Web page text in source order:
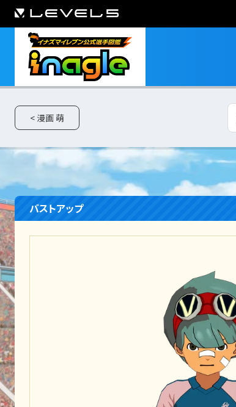
< 漫画 萌
バストアップ